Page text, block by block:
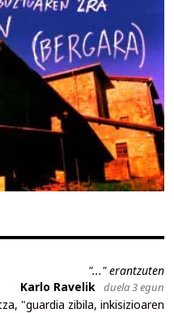
"..." erantzuten
Karlo Ravelik duela 3 egun
"guardia zibila, inkisizioaren